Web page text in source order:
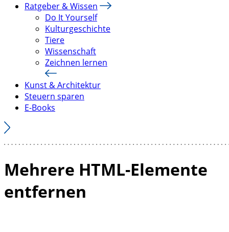
Ratgeber & Wissen
Do It Yourself
Kulturgeschichte
Tiere
Wissenschaft
Zeichnen lernen
Kunst & Architektur
Steuern sparen
E-Books
Mehrere HTML-Elemente
entfernen